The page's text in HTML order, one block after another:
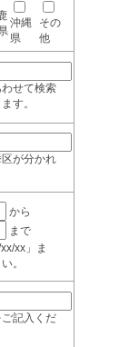
沖縄
県
その
他
せて検索
す。
が分かれ
から
まで
xx」ま
。
記入くだ